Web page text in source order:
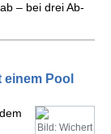
– bei drei Ab-
Pool
Bild: Wichert